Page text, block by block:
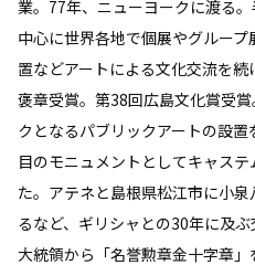
業。77年、ニューヨークに渡る
中心に世界各地で個展やグルー
置などアートによる文化交流を
褒章受賞。第38回広島文化賞受
クとなるパブリックアートの設
目のモニュメントとしてキャス
た。アテネと島根県松江市に小
るなど、ギリシャとの30年に及
大統領から「名誉勲章金十字章」